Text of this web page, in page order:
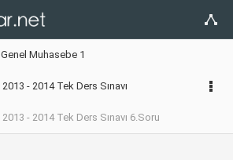
Genel Muhasebe 1
- 2014 Tek Ders Sınavı
- 2014 Tek Ders Sınavı 6.Soru